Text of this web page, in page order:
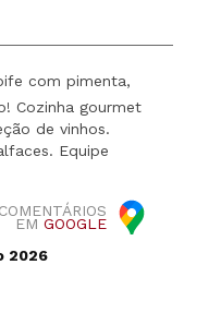
com pimenta,
Cozinha gourmet
de vinhos.
Equipe
EM GOOGLE
2026